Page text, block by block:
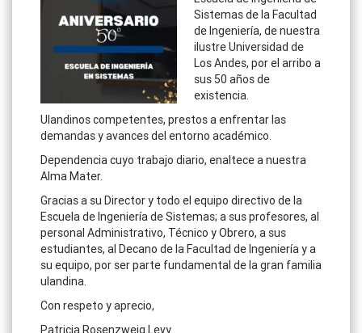
Sistemas de la Facultad
de Ingeniería, de nuestra
ilustre Universidad de
Los Andes, por el arribo a
sus 50 años de
existencia.
Ulandinos competentes, prestos a enfrentar las
demandas y avances del entorno académico.
Dependencia cuyo trabajo diario, enaltece a nuestra
Alma Mater.
Gracias a su Director y todo el equipo directivo de la
Escuela de Ingeniería de Sistemas; a sus profesores, al
personal Administrativo, Técnico y Obrero, a sus
estudiantes, al Decano de la Facultad de Ingeniería y a
su equipo, por ser parte fundamental de la gran familia
ulandina.
Con respeto y aprecio,
Patricia Rosenzweig Levy